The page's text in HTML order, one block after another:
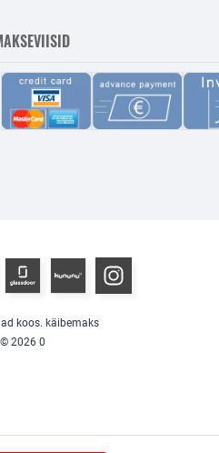
koos. käibemaks
© 2026 0